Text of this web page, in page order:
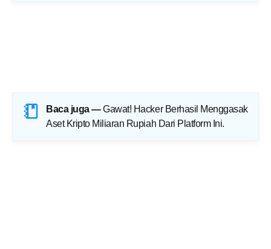
Baca juga — Gawat! Hacker Berhasil Menggasak
Aset Kripto Miliaran Rupiah Dari Platform Ini.